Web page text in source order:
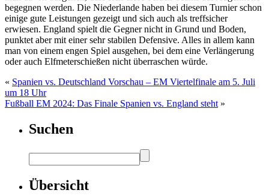
begegnen werden. Die Niederlande haben bei diesem Turnier schon
einige gute Leistungen gezeigt und sich auch als treffsicher
erwiesen. England spielt die Gegner nicht in Grund und Boden,
punktet aber mit einer sehr stabilen Defensive. Alles in allem kann
man von einem engen Spiel ausgehen, bei dem eine Verlängerung
oder auch Elfmeterschießen nicht überraschen würde.
« Spanien vs. Deutschland Vorschau – EM Viertelfinale am 5. Juli
um 18 Uhr
Fußball EM 2024: Das Finale Spanien vs. England steht »
Suchen
Übersicht